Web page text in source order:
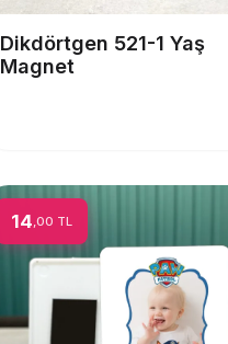
Dikdörtgen 521-1 Yaş
Magnet
14 ,00 TL